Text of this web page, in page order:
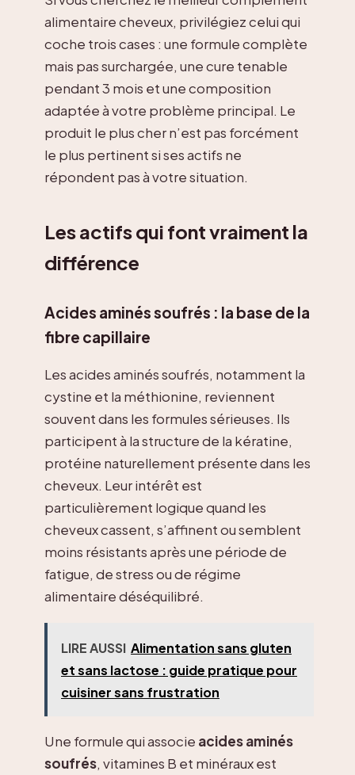
alimentaire cheveux, privilégiez celui qui
coche trois cases : une formule complète
mais pas surchargée, une cure tenable
pendant 3 mois et une composition
adaptée à votre problème principal. Le
produit le plus cher n’est pas forcément
le plus pertinent si ses actifs ne
répondent pas à votre situation.
Les actifs qui font vraiment la
différence
Acides aminés soufrés : la base de la
fibre capillaire
Les acides aminés soufrés, notamment la
cystine et la méthionine, reviennent
souvent dans les formules sérieuses. Ils
participent à la structure de la kératine,
protéine naturellement présente dans les
cheveux. Leur intérêt est
particulièrement logique quand les
cheveux cassent, s’affinent ou semblent
moins résistants après une période de
fatigue, de stress ou de régime
alimentaire déséquilibré.
LIRE AUSSI Alimentation sans gluten
et sans lactose : guide pratique pour
cuisiner sans frustration
Une formule qui associe acides aminés
soufrés, vitamines B et minéraux est